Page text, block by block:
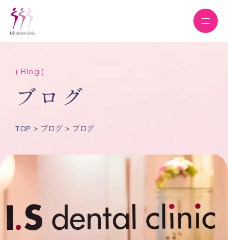
( Blog )
ブログ
TOP ブログ ブログ